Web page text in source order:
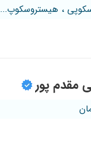
، هیستروسکوپ...
مقدم پور